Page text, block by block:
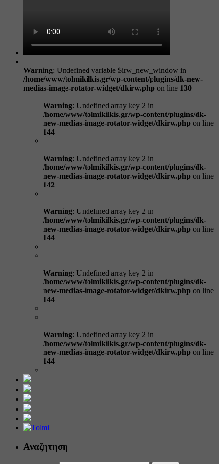
Warning: Undefined variable $irw_new_window in
/home/www/tolmikilkis.gr/wp-content/plugins/dk-new-
medias-image-rotator-widget/dkirw.php on line 130
Warning: Undefined array key 2 in
/home/www/tolmikilkis.gr/wp-content/plugins/dk-
new-medias-image-rotator-widget/dkirw.php on line
144
Warning: Undefined array key 2 in
/home/www/tolmikilkis.gr/wp-content/plugins/dk-
new-medias-image-rotator-widget/dkirw.php on line
142
Warning: Undefined array key 2 in
/home/www/tolmikilkis.gr/wp-content/plugins/dk-
new-medias-image-rotator-widget/dkirw.php on line
144
Warning: Undefined array key 2 in
/home/www/tolmikilkis.gr/wp-content/plugins/dk-
new-medias-image-rotator-widget/dkirw.php on line
144
Warning: Undefined array key 2 in
/home/www/tolmikilkis.gr/wp-content/plugins/dk-
new-medias-image-rotator-widget/dkirw.php on line
144
Αναζητηση